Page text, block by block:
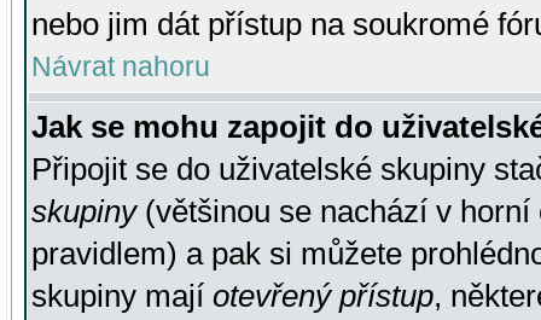
nebo jim dát přístup na soukromé
Návrat nahoru
Jak se mohu zapojit do
Připojit se do uživatelské skupiny
skupiny(většinou se nachází v horní
pravidlem) a pak si můžete
skupiny mají otevřený přístup,